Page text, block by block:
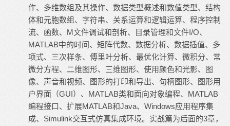
作、多维数组及其操作、数据类型概述和数值类型、结构
体和元胞数组、字符串、关系运算和逻辑运算、程序控制
流、函数、M文件调试和剖析、目录管理和文件I/O、
MATLAB中的时间、矩阵代数、数据分析、数据插值、多
项式、三次样条、傅里叶分析、最优化计算、微积分、常
微分方程、二维图形、三维图形、使用颜色和光影、图
像、声音和视频、图形的打印和导出、句柄图形、图形用
户界面（GUI）、MATLAB类和面向对象编程、MATLAB
编程接口、扩展MATLAB和Java、Windows应用程序集
成、Simulink交互式仿真集成环境。实战篇为后面的3章，